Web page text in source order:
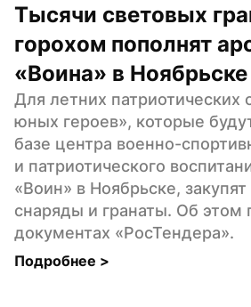
Тысячи световых
горохом пополнят
«Воина» в Ноябрьске
Для летних патриотических
юных героев», которые
базе центра военно-
и патриотического
«Воин» в Ноябрьске,
снаряды и гранаты. Об этом
документах «РосТендера».
Подробнее >